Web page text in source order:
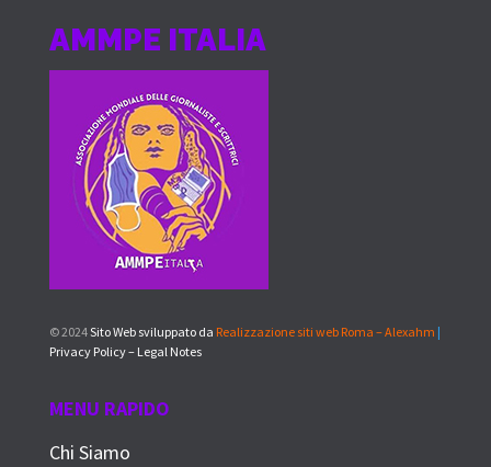
AMMPE ITALIA
© 2024Sito Web sviluppato da Realizzazione siti web Roma – Alexahm |
Privacy Policy – Legal Notes
MENU RAPIDO
Chi Siamo